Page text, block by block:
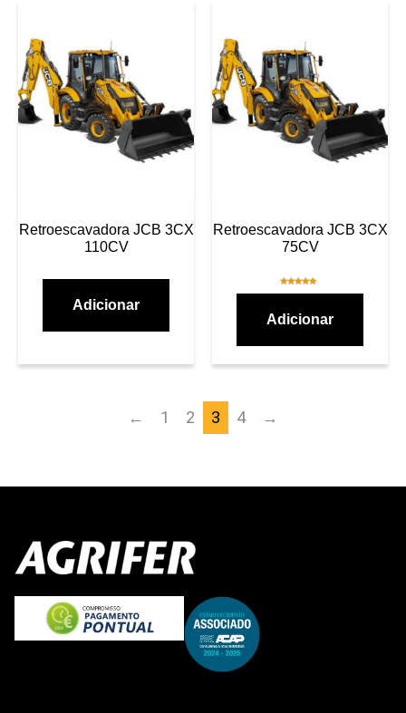
Retroescavadora JCB 3CX
110CV
Adicionar
Retroescavadora JCB 3CX
75CV
Adicionar
← 1 2 3 4 →